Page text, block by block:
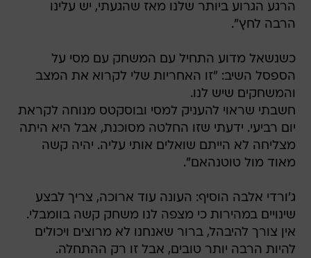
הרגע הגרוע ביותר שלנו מאז שהגעתי, יש עלינו
הרבה לחץ".
כשנשאל מדוע התחיל עם המשחק עם מסי על
הספסל השיב: "זו האחריות שלי לקרוא את המצב
והמשחקים שיש לנו.
חשבתי שראוי להעניק למסי ובוסקטס מנוחה לקראת
יום רביעי. ידעתי שזו החלטה מסוכנת, אבל היא היתה
מצליחה לא הייתם שואלים אותי עליה. יהיה קשה
מאוד מול טוטנהאם".
ג'ורדי אלבה הוסיף: העונה עוד ארוכה, צריך לבצע
שינויים במהירות כי מצפה לנו משחק קשה בוומבלי.
אין צורך להיבהל, ברור שאנחנו לא מרוצים ויכולים
להיות הרבה יותר טובים, אבל זו רק ההתחלה.